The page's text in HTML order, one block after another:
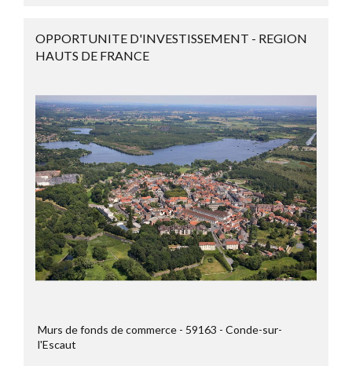
OPPORTUNITE D'INVESTISSEMENT - REGION
HAUTS DE FRANCE
Murs de fonds de commerce 59163
Conde-sur-
l'Escaut